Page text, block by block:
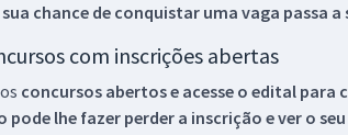
chance de conquistar uma vaga passa a
com inscrições abertas
concursos abertos e acesse o edital
lhe fazer perder a inscrição e ver o